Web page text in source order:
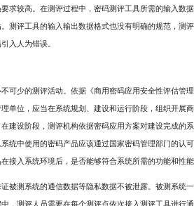
求较高。在测评过程中，密码测评工具所需的输入数
测评工具的输入输出数据格式也没有明确的规范，测
入人为错误。
可少的测评活动。依据《商用密码应用安全性评估管
单位，应当在系统规划、建设和运行阶段，组织开展
建设阶段，测评机构依据密码应用方案对建设完成的
统中使用的密码产品应该通过国家密码管理部门的认
接入系统环境后，是否能够符合系统所需的功能和性能
被测系统的通信数据等隐私数据不被泄露。被测系统
，测评人员需要在每个测评点依次接入测评工具进行